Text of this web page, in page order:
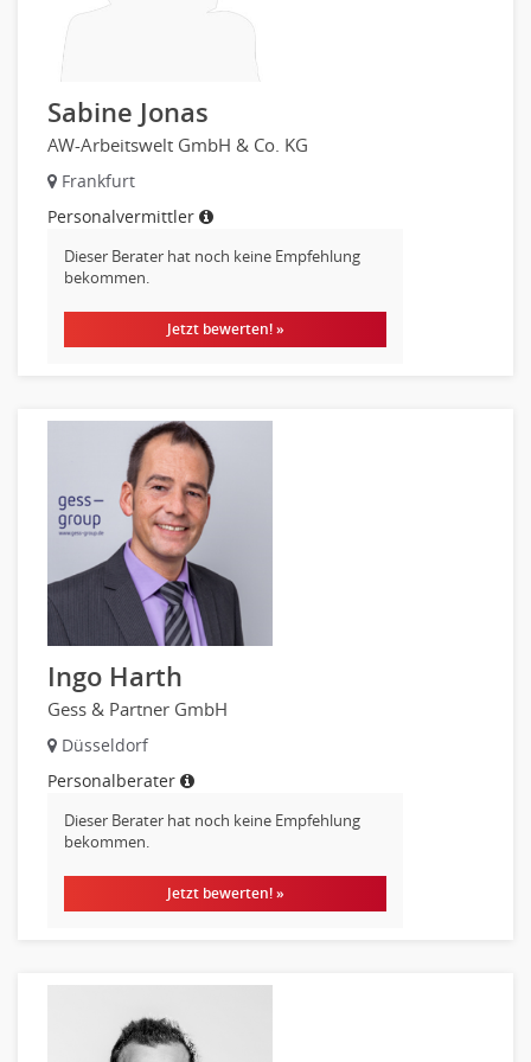
Personal Leitung, Teamleitung
rec2rec
Recruiting, Personalmarketing
Referent
Anwaltschaft
Justiziariat, Rechtsabteilung
Notar-, Justizfachangestellter, Anwaltsfachgehilfe
Richter, Justizbeamte
Analyst
Anlageberatung, Vermögensberatung
Banken, Finanzdienstleister und Versicherungen Compliance,
Banken, Finanzdienstleister und Versicherungen Finanzen
Firmenkundengeschäft
Investment-Banking
Kreditanalyse
Banken, Finanzdienstleister und Versicherungen Leitung,
Teamleitung
Mergers & Acquisitions
Privatkundengeschäft
Mathematik, Produkt, Statistik
Versicherung: Sachbearbeitung
Ausbilder
Erwachsenenbildung
Sozialarbeit
Versicherungen
Sabine Jonas
AW-Arbeitswelt GmbH & Co. KG
Frankfurt
Personalvermittler
Dieser Berater hat noch keine Empfehlung
bekommen.
Jetzt bewerten! »
Ingo Harth
Gess & Partner GmbH
Düsseldorf
Personalberater
Dieser Berater hat noch keine Empfehlung
bekommen.
Jetzt bewerten! »